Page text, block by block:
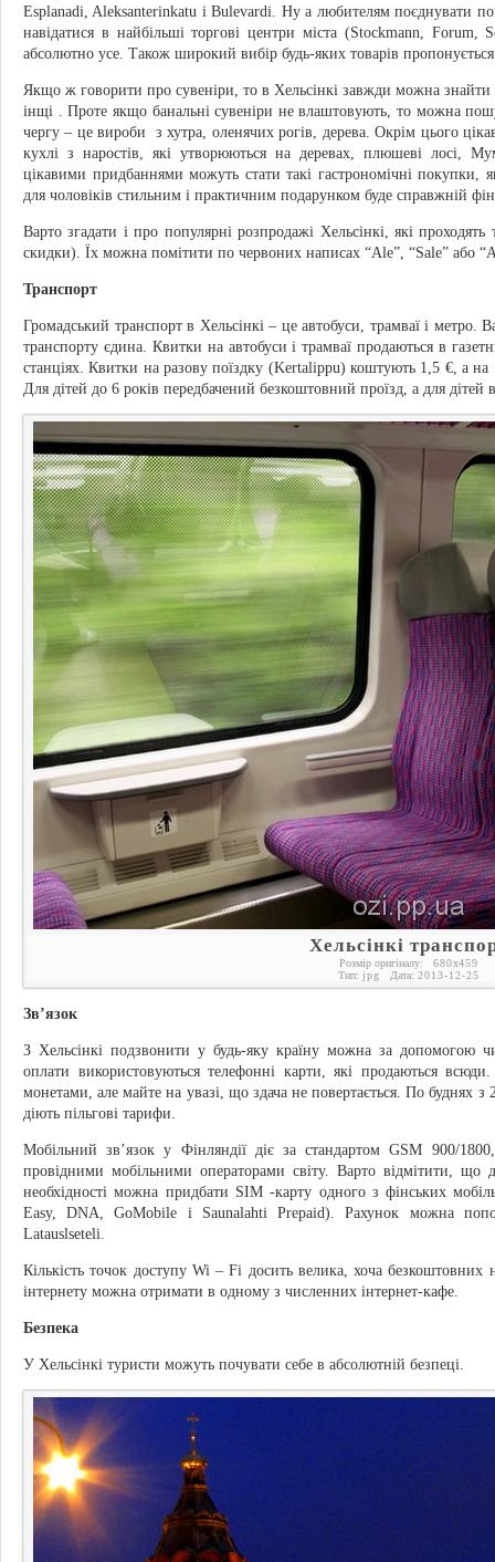
Esplanadi, Aleksanterinkatu і Bulevardi. Ну а любителям поєднувати
навідатися в найбільші торгові центри міста (Stockmann,
абсолютно усе. Також широкий вибір будь-яких товарів
Якщо ж говорити про сувеніри, то в Хельсінкі завжди можна знайти
інщі . Проте якщо банальні сувеніри не влаштовують, то можна
чергу – це вироби з хутра, оленячих рогів, дерева. Окрім цього
кухлі з наростів, які утворюються на деревах, плюшеві лосі,
цікавими придбаннями можуть стати такі гастрономічні покупки,
для чоловіків стильним і практичним подарунком буде справжній
Варто згадати і про популярні розпродажі Хельсінкі, які
скидки). Їх можна помітити по червоних написах “Ale”, “Sale” або
Транспорт
Громадський транспорт в Хельсінкі – це автобуси, трамваї і метро.
транспорту єдина. Квитки на автобуси і трамваї продаються в
станціях. Квитки на разову поїздку (Kertalippu) коштують 1,5 €, а
Для дітей до 6 років передбачений безкоштовний проїзд, а для дітей
Хельсінкі
Розмір оригіналу: 680x459
Тип: jpg Дата: 2013-12-25
Зв’язок
З Хельсінкі подзвонити у будь-яку країну можна за допомогою
оплати використовуються телефонні карти, які продаються
монетами, але майте на увазі, що здача не повертається. По буднях з
діють пільгові тарифи.
Мобільний зв’язок у Фінляндії діє за стандартом GSM 900/
провідними мобільними операторами світу. Варто відмітити, що
необхідності можна придбати SIM -карту одного з фінських
Easy, DNA, GoMobile і Saunalahti Prepaid). Рахунок можна
Latauslseteli.
Кількість точок доступу Wi – Fi досить велика, хоча безкоштовних
інтернету можна отримати в одному з численних інтернет-кафе.
Безпека
У Хельсінкі туристи можуть почувати себе в абсолютній безпеці.